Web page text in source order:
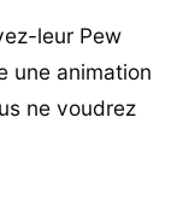
leur Pew
une animation
ne voudrez